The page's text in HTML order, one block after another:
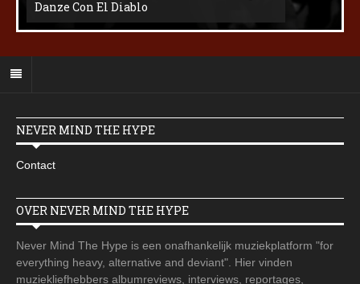
Danze Con El Diablo
NEVER MIND THE HYPE
Contact
OVER NEVER MIND THE HYPE
Never Mind The Hype is een onafhankelijk muziekplatform "for
everything heavy, alternative and deviant". Hier vinden
muziekliefhebbers albumreviews, interviews, reportages,